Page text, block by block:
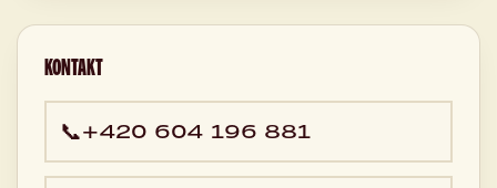
republika
KONTAKT
📞+420 604 196 881